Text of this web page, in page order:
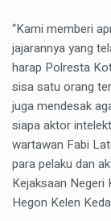
“Kami memberi
jajarannya yang
harap Polresta
sisa satu orang
juga mendesak
siapa aktor
wartawan Fabi
para pelaku dan
Kejaksaan Negeri
Hegon Kelen